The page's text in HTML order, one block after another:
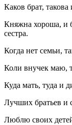
Каков брат, такова
Княжна хороша, и
сестра.
Когда нет семьи,
Коли внучек маю,
Куда мать, туда и
Лучших братьев и
Люблю своих